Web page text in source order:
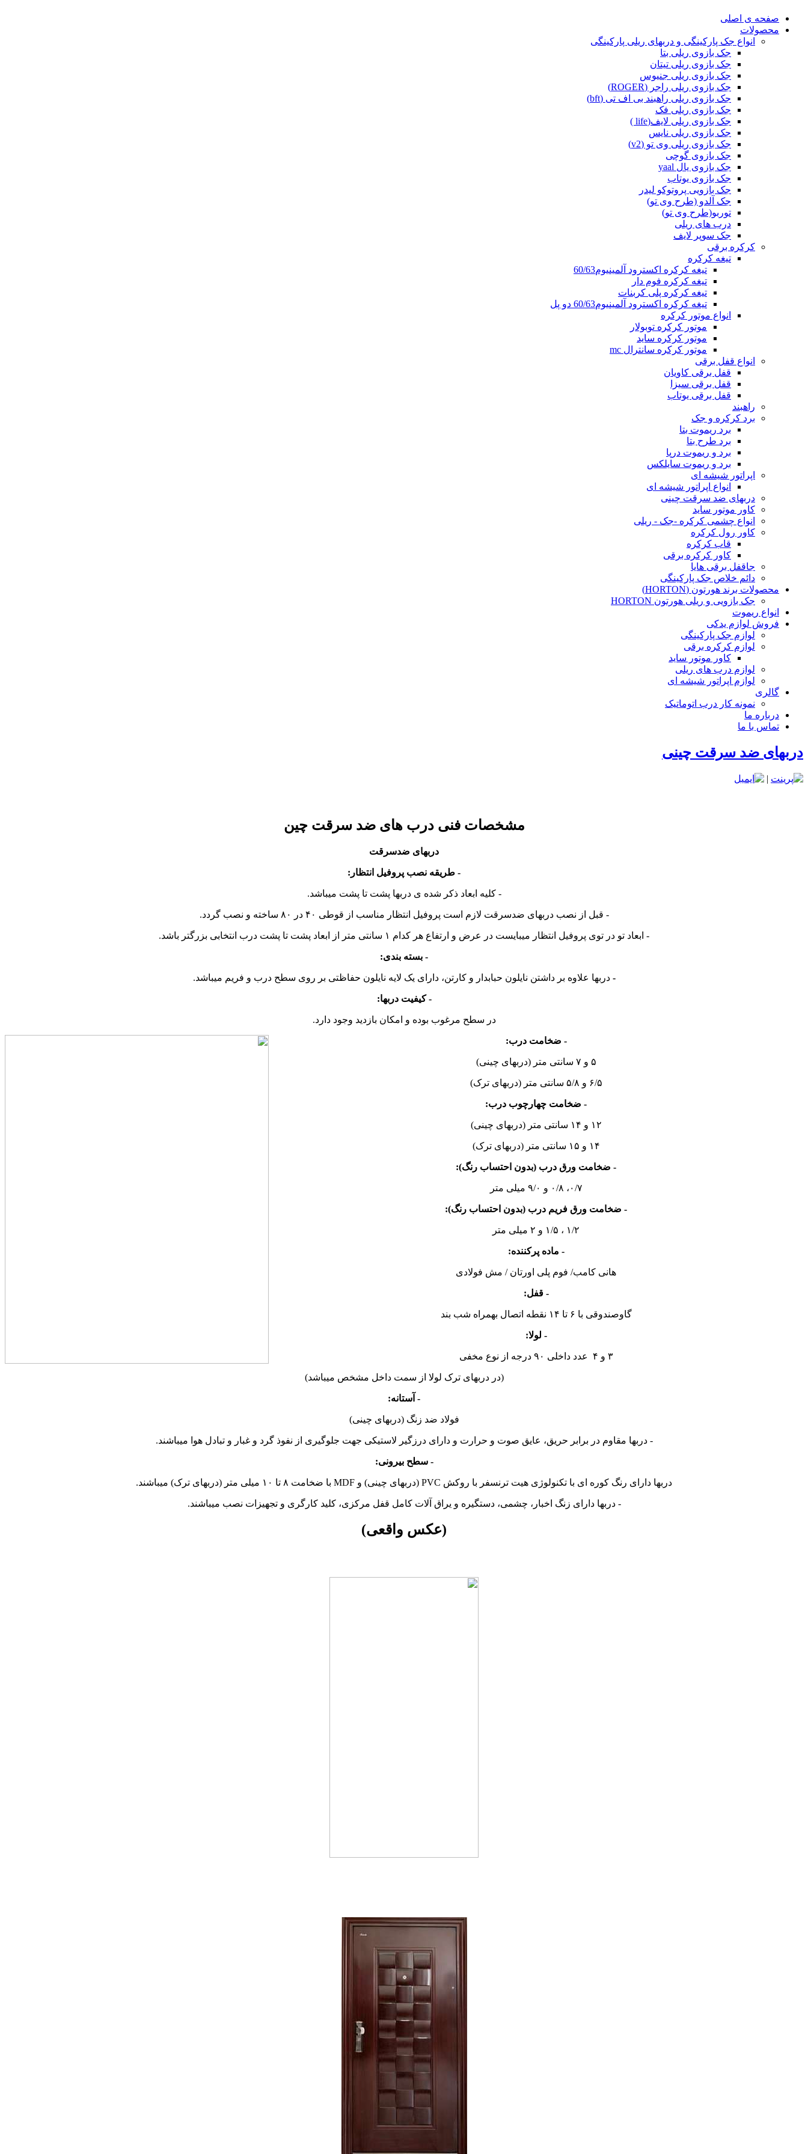
صفحه ی اصلی
محصولات
انواع جک پارکینگی و دربهای ریلی پارکینگی
جک بازوی ریلی بتا
جک بازوی ریلی تیتان
جک بازوی ریلی جنیوس
جک بازوی ریلی راجر (ROGER)
جک بازوی ریلی راهبند بی اف تی (bft)
جک بازوی ریلی فک
جک بازوی ریلی لایف(life )
جک بازوی ریلی نایس
جک بازوی ریلی وی تو (v2)
جک بازوی گوچی
جک بازوی یال yaal
جک بازوی یوتاب
جک بازویی پروتوکو لیدر
جک آلدو (طرح وی تو)
توربو(طرح وی تو)
درب های ریلی
جک سوپر لایف
کرکره برقی
تیغه کرکره
تیغه کرکره اکسترود آلمینیوم60/63
تیغه کرکره فوم دار
تیغه کرکره پلی کربنات
تیغه کرکره اکسترود آلمینیوم60/63 دو پل
انواع موتور کرکره
موتور کرکره توبولار
موتور کرکره ساید
موتور کرکره سانترال mc
انواع قفل برقی
قفل برقی کاویان
قفل برقی سیزا
قفل برقی یوتاب
راهبند
برد کرکره و جک
برد ریموت بتا
برد طرح بتا
برد و ریموت درپا
برد و ریموت سایلکس
اپراتور شیشه ای
انواع اپراتور شیشه ای
دربهای ضد سرقت چینی
کاور موتور ساید
انواع چشمی کرکره -جک - ریلی
کاور رول کرکره
قاب کرکره
کاور کرکره برقی
جاقفل برقی هایا
دائم خلاص جک پارکینگی
محصولات برند هورتون (HORTON)
جک بازویی و ریلی هورتون HORTON
انواع ریموت
فروش لوازم یدکی
لوازم جک پارکینگی
لوازم کرکره برقی
کاور موتور ساید
لوازم درب های ریلی
لوازم اپراتور شیشه ای
گالری
نمونه کار درب اتوماتیک
درباره ما
تماس با ما
دربهای ضد سرقت چینی
|
مشخصات فنی درب های ضد سرقت چین
دربهای ضدسرقت
- طریقه نصب پروفیل انتظار:
- کلیه ابعاد ذکر شده ی دربها پشت تا پشت میباشد.
- قبل از نصب دربهای ضدسرقت لازم است پروفیل انتظار مناسب از قوطی ۴۰ در ۸۰ ساخته و نصب گردد.
- ابعاد تو در توی پروفیل انتظار میبایست در عرض و ارتفاع هر کدام ۱ سانتی متر از ابعاد پشت تا پشت درب انتخابی بزرگتر باشد.
- بسته بندی:
-دربها علاوه بر داشتن نایلون حبابدار و کارتن، دارای یک لایه نایلون حفاظتی بر روی سطح درب و فریم میباشد.
- کیفیت دربها:
در سطح مرغوب بوده و امکان بازدید وجود دارد.
- ضخامت درب:
۵ و ۷ سانتی متر (دربهای چینی)
۶/۵ و ۵/۸ سانتی متر (دربهای ترک)
- ضخامت چهارچوب درب:
۱۲ و ۱۴ سانتی متر (دربهای چینی)
۱۴ و ۱۵ سانتی متر (دربهای ترک)
- ضخامت ورق درب (بدون احتساب رنگ):
۰/۷، ۰/۸ و ۹/۰ میلی متر
- ضخامت ورق فریم درب (بدون احتساب رنگ):
۱/۲ ، ۱/۵ و ۲ میلی متر
- ماده پرکننده:
هانی کامب/ فوم پلی اورتان / مش فولادی
- قفل:
گاوصندوقی با ۶ تا ۱۴ نقطه اتصال بهمراه شب بند
- لولا:
۳ و ۴ عدد داخلی ۹۰ درجه از نوع مخفی
(در دربهای ترک لولا از سمت داخل مشخص میباشد)
- آستانه:
فولاد ضد زنگ (دربهای چینی)
- دربها مقاوم در برابر حریق، عایق صوت و حرارت و دارای درزگیر لاستیکی جهت جلوگیری از نفوذ گرد و غبار و تبادل هوا میباشند.
- سطح بیرونی:
دربها دارای رنگ کوره ای با تکنولوژی هیت ترنسفر با روکش PVC (دربهای چینی) و MDF با ضخامت ۸ تا ۱۰ میلی متر (دربهای ترک) میباشند.
- دربها دارای زنگ اخبار، چشمی، دستگیره و یراق آلات کامل قفل مرکزی، کلید کارگری و تجهیزات نصب میباشند.
(عکس واقعی)